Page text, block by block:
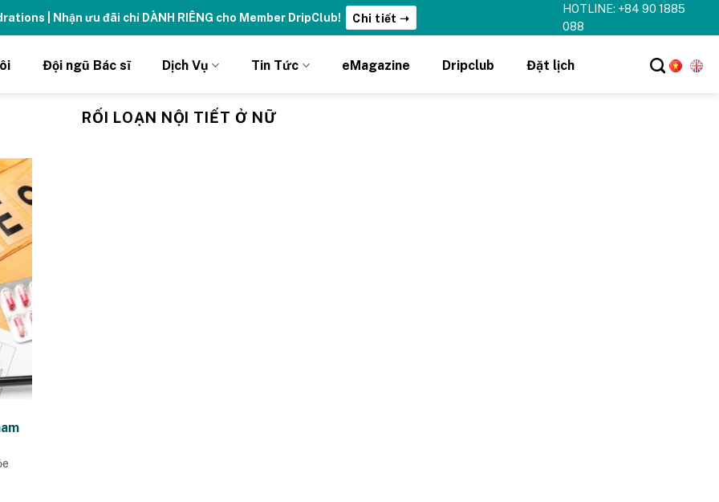
| Nhận ưu đãi chỉ DÀNH RIÊNG cho Member DripClub! Chi tiết ➝
HOTLINE: +84 90 1885
088
Đội ngũ Bác sĩ Dịch Vụ Tin Tức eMagazine Dripclub Đặt lịch
RỐI LOẠN NỘI TIẾT Ở NỮ